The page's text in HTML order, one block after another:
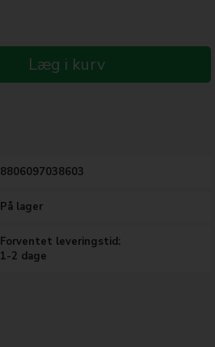
Læg i kurv
8806097038603
På lager
Forventet leveringstid:
1-2 dage